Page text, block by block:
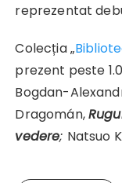
reprezentat
Colecția „
prezent peste
Bogdan-
Dragomán,
vedere; Natsuo